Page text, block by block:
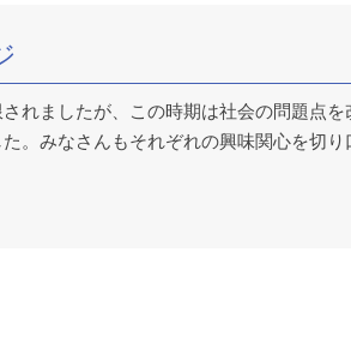
れましたが、この時期は社会の問題点
。みなさんもそれぞれの興味関心を切